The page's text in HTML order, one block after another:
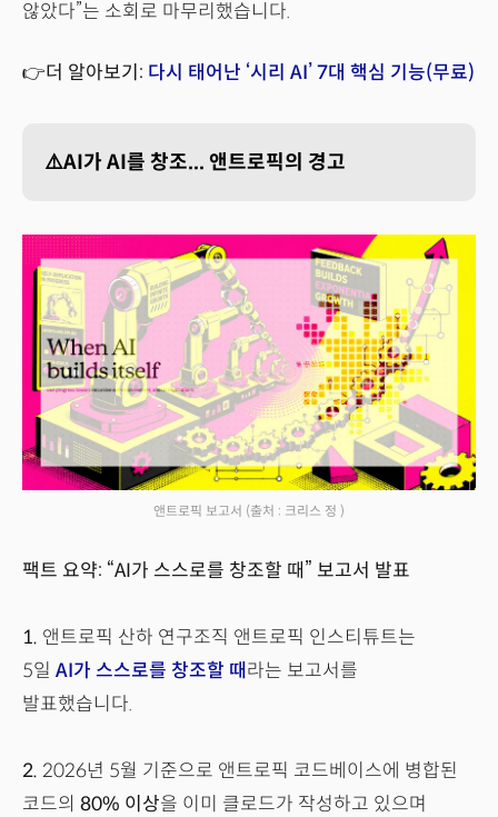
않았다”는 소회로 마무리했습니다.
👉더 알아보기: 다시 태어난 ‘시리 AI’ 7대 핵심 기능(무료)
⚠️AI가 AI를 창조... 앤트로픽의 경고
앤트로픽 보고서 (출처 : 크리스 정 )
팩트 요약: “AI가 스스로를 창조할 때” 보고서 발표
1. 앤트로픽 산하 연구조직 앤트로픽 인스티튜트는
5일 AI가 스스로를 창조할 때라는 보고서를
발표했습니다.
2. 2026년 5월 기준으로 앤트로픽 코드베이스에 병합된
코드의 80% 이상을 이미 클로드가 작성하고 있으며